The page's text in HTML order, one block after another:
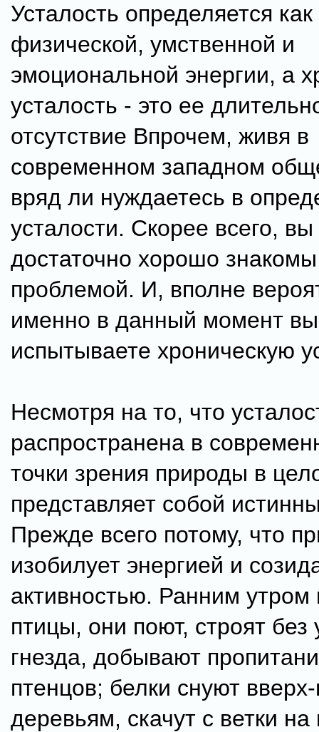
Усталость определяется как
физической, умственной и
эмоциональной энергии, а
усталость - это ее
отсутствие Впрочем, живя в
современном западном
вряд ли нуждаетесь в
усталости. Скорее всего,
достаточно хорошо знакомы
проблемой. И, вполне
именно в данный момент вы
испытываете хроническую
Несмотря на то, что
распространена в
точки зрения природы в
представляет собой
Прежде всего потому, что
изобилует энергией и
активностью. Ранним утром
птицы, они поют, строят без
гнезда, добывают
птенцов; белки снуют
деревьям, скачут с ветки на